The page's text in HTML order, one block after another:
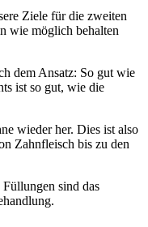
Ziele für die zweiten
wie möglich behalten
dem Ansatz: So gut wie
ist so gut, wie die
wieder her. Dies ist also
Zahnfleisch bis zu den
sind das